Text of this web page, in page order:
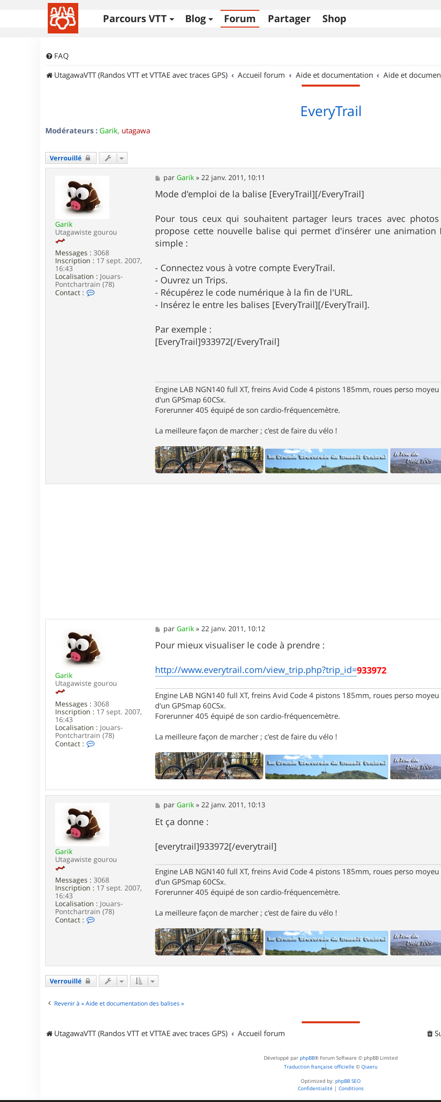
Parcours VTT Blog Forum Partager Shop
FAQ
UtagawaVTT (Randos VTT et VTTAE avec traces GPS)
Accueil forum Aide et documentation Aide et
EveryTrail
Modérateurs : Garik, utagawa
Verrouillé
Garik
Utagawiste gourou
Messages : 3068
Inscription : 17 sept. 2007,
16:43
Localisation : Jouars-
Pontchartrain (78)
Contact :
M
e
s
s
g
e
parGarik »22 janv. 2011, 10:11
Mode d'emploi de la balise [EveryTrail][/EveryTrail]
Pour tous ceux qui souhaitent partager leurs traces avec
propose cette nouvelle balise qui permet d'insérer une animation
simple :
- Connectez vous à votre compte EveryTrail.
- Ouvrez un Trips.
- Récupérez le code numérique à la fin de l'URL.
- Insérez le entre les balises [EveryTrail][/EveryTrail].
Par exemple :
[EveryTrail]933972[/EveryTrail]
Engine LAB NGN140 full XT, freins Avid Code 4 pistons 185mm, roues perso
d'un GPSmap 60CSx.
Forerunner 405 équipé de son cardio-fréquencemètre.
La meilleure façon de marcher ; c'est de faire du vélo !
Garik
Utagawiste gourou
Messages : 3068
Inscription : 17 sept. 2007,
16:43
Localisation : Jouars-
Pontchartrain (78)
Contact :
t
e
a
r
i
M
e
s
s
g
e
parGarik » 22 janv. 2011, 10:12
Pour mieux visualiser le code à prendre :
http://www.everytrail.com/view_trip.php?trip_id=933972
Engine LAB NGN140 full XT, freins Avid Code 4 pistons 185mm, roues perso
d'un GPSmap 60CSx.
Forerunner 405 équipé de son cardio-fréquencemètre.
La meilleure façon de marcher ; c'est de faire du vélo !
Garik
Utagawiste gourou
Messages : 3068
Inscription : 17 sept. 2007,
16:43
Localisation : Jouars-
Pontchartrain (78)
Contact :
t
e
G
r
M
e
s
s
g
e
parGarik »22 janv. 2011, 10:13
Et ça donne :
[everytrail]933972[/everytrail]
Engine LAB NGN140 full XT, freins Avid Code 4 pistons 185mm, roues perso
d'un GPSmap 60CSx.
Forerunner 405 équipé de son cardio-fréquencemètre.
La meilleure façon de marcher ; c'est de faire du vélo !
Verrouillé
Revenir à « Aide et documentation des balises »
UtagawaVTT (Randos VTT et VTTAE avec traces GPS) Accueil forum
Développé par phpBB® Forum Software © phpBB Limited
Traduction française officielle © Qiaeru
Optimized by: phpBB SEO
Confidentialité | Conditions